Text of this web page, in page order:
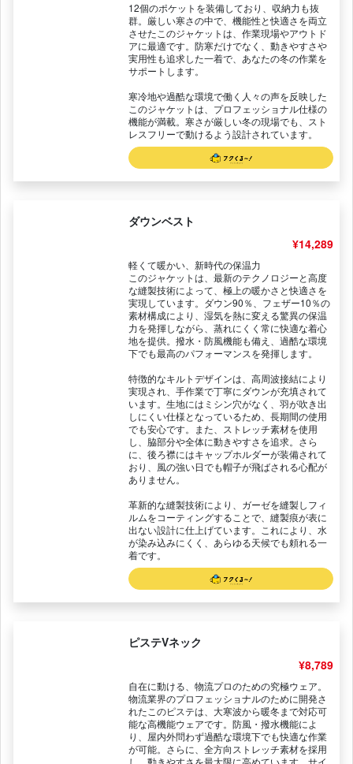
12個のポケットを装備しており、収納力も抜
群。厳しい寒さの中で、機能性と快適さを両立
させたこのジャケットは、作業現場やアウトド
アに最適です。防寒だけでなく、動きやすさや
実用性も追求した一着で、あなたの冬の作業を
サポートします。
寒冷地や過酷な環境で働く人々の声を反映した
このジャケットは、プロフェッショナル仕様の
機能が満載。寒さが厳しい冬の現場でも、スト
レスフリーで動けるよう設計されています。
ダウンベスト
¥14,289
軽くて暖かい、新時代の保温力
このジャケットは、最新のテクノロジーと高度
な縫製技術によって、極上の暖かさと快適さを
実現しています。ダウン90％、フェザー10％の
素材構成により、湿気を熱に変える驚異の保温
力を発揮しながら、蒸れにくく常に快適な着心
地を提供。撥水・防風機能も備え、過酷な環境
下でも最高のパフォーマンスを発揮します。
特徴的なキルトデザインは、高周波接結により
実現され、手作業で丁寧にダウンが充填されて
います。生地にはミシン穴がなく、羽が吹き出
しにくい仕様となっているため、長期間の使用
でも安心です。また、ストレッチ素材を使用
し、脇部分や全体に動きやすさを追求。さら
に、後ろ襟にはキャップホルダーが装備されて
おり、風の強い日でも帽子が飛ばされる心配が
ありません。
革新的な縫製技術により、ガーゼを縫製しフィ
ルムをコーティングすることで、縫製痕が表に
出ない設計に仕上げています。これにより、水
が染み込みにくく、あらゆる天候でも頼れる一
着です。
ピステVネック
¥8,789
自在に動ける、物流プロのための究極ウェア。
物流業界のプロフェッショナルのために開発さ
れたこのピステは、大寒波から暖冬まで対応可
能な高機能ウェアです。防風・撥水機能によ
り、屋内外問わず過酷な環境下でも快適な作業
が可能。さらに、全方向ストレッチ素材を採用